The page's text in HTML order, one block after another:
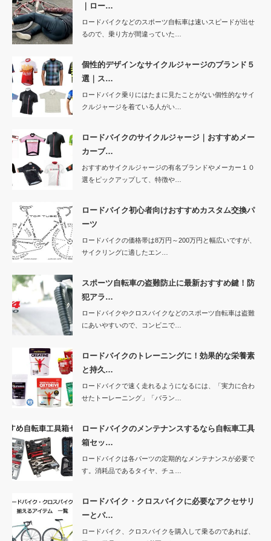
｜ロー…
ロードバイクなどのスポーツ自転車は速いスピードが出せ
るので、乗り方が間違っていた…
個性的デザインなサイクルジャージのブランド５
選｜ス…
ロードバイク乗りにはたまに見たことがない個性的なサイ
クルジャージを着ている人がい…
ロードバイクのサイクルジャージ｜おすすめメー
カーブ…
おすすめサイクルジャージの有名ブランドやメーカー１０
選をピックアップして、特徴や…
ロードバイク初心者向けおすすめカスタム交換パ
ーツ
ロードバイクの価格帯は8万円～200万円と幅広いですが、
サイクリングに適したエン…
スポーツ自転車の盗難防止に最新おすすめ鍵！防
犯アラ…
ロードバイクやクロスバイクなどのスポーツ自転車は盗難
にあいやすいので、コンビニで…
ロードバイクのトレーニングに！効果的な栄養素
と持久…
ロードバイクで速く走れるようになるには、「実力に合わ
せたトーレーニング」「バラン…
ロードバイクのメンテナンスするなら自転車工具
箱セッ…
ロードバイクは各パーツの定期的なメンテナンスが必要で
す。消耗品であるタイヤ、チュ…
ロードバイク・クロスバイクに必要なアクセサリ
ーとパ…
ロードバイク、クロスバイクを購入して乗るのであれば、